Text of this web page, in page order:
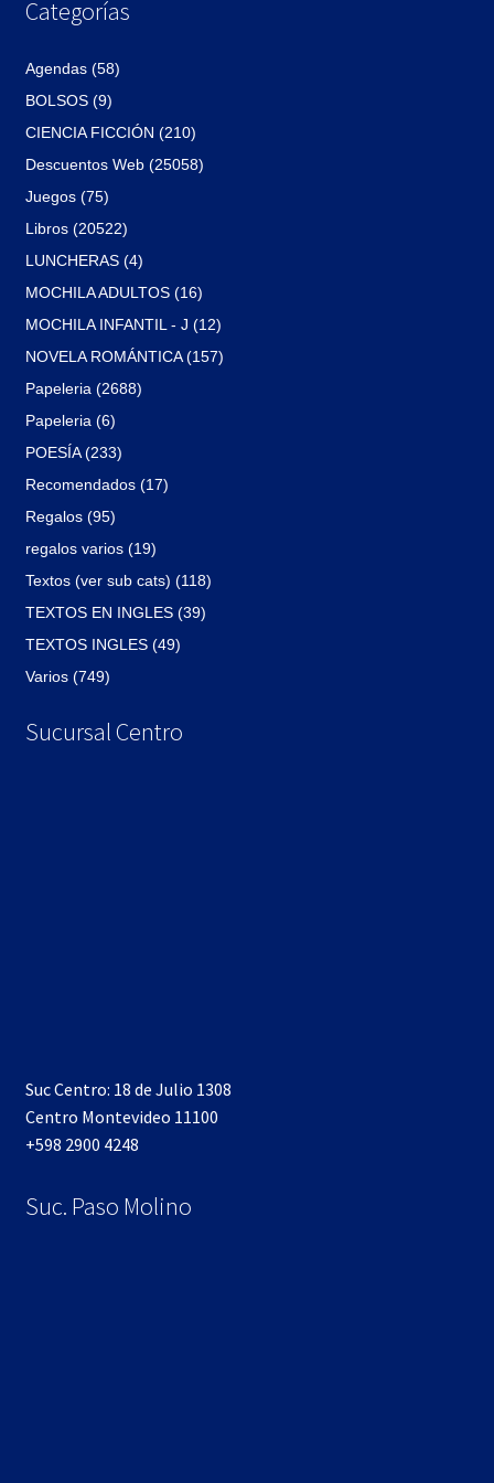
Categorías
Agendas (58)
BOLSOS (9)
CIENCIA FICCIÓN (210)
Descuentos Web (25058)
Juegos (75)
Libros (20522)
LUNCHERAS (4)
MOCHILA ADULTOS (16)
MOCHILA INFANTIL - J (12)
NOVELA ROMÁNTICA (157)
Papeleria (2688)
Papeleria (6)
POESÍA (233)
Recomendados (17)
Regalos (95)
regalos varios (19)
Textos (ver sub cats) (118)
TEXTOS EN INGLES (39)
TEXTOS INGLES (49)
Varios (749)
Sucursal Centro
Suc Centro: 18 de Julio 1308
Centro Montevideo 11100
+598 2900 4248
Suc. Paso Molino